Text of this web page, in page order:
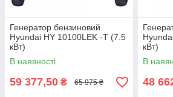
Генератор бензиновий
Hyundai HY 10100LEK -T (7.5
кВт)
В наявності
59 377,50 ₴ 65 975 ₴
кВт)
В
48